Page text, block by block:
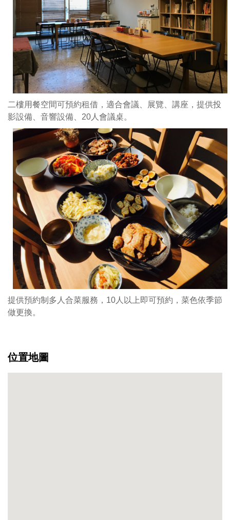
二樓用餐空間可預約租借，適合會議、展覽、講座，提供投
影設備、音響設備、20人會議桌。
提供預約制多人合菜服務，10人以上即可預約，菜色依季節
做更換。
位置地圖